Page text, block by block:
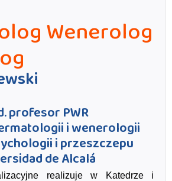
Wenerolog
profesor PWR
i wenerologii
i przeszczepu
de Alcalá
realizuje w Katedrze i